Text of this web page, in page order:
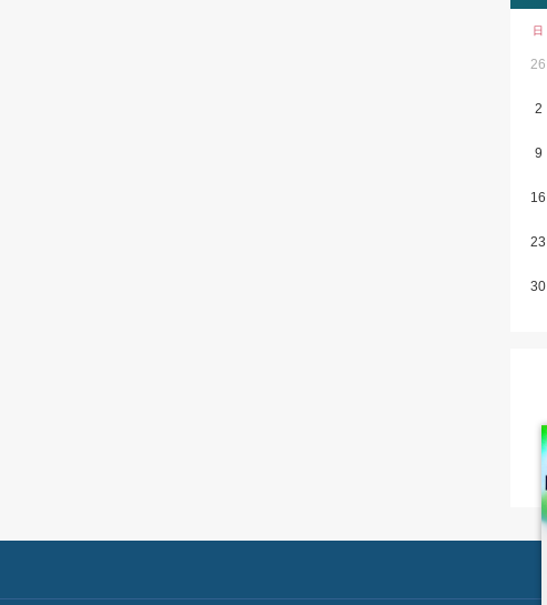
日
26
2
9
16
23
30